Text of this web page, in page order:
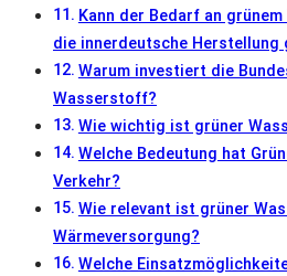
Kann der Bedarf an
die innerdeutsche Herstellung
Warum investiert die
Wasserstoff?
Wie wichtig ist grüner
Welche Bedeutung hat
Verkehr?
Wie relevant ist grüner
Wärmeversorgung?
Welche